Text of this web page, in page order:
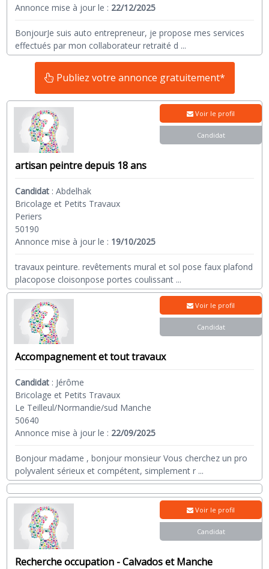
Annonce mise à jour le : 22/12/2025
BonjourJe suis auto entrepreneur, je propose mes services
effectués par mon collaborateur retraité d ...
Publiez votre annonce gratuitement*
artisan peintre depuis 18 ans
Candidat :Abdelhak
Bricolage et Petits Travaux
Periers
50190
Annonce mise à jour le : 19/10/2025
travaux peinture. revêtements mural et sol pose faux plafond
placopose cloisonpose portes coulissant ...
Voir le profil
Candidat
Accompagnement et tout travaux
Candidat : Jérôme
Bricolage et Petits Travaux
Le Teilleul/Normandie/sud Manche
50640
Annonce mise à jour le : 22/09/2025
Bonjour madame , bonjour monsieur Vous cherchez un pro
polyvalent sérieux et compétent, simplement r ...
Voir le profil
Candidat
Recherche occupation - Calvados et Manche
Voir le profil
Candidat